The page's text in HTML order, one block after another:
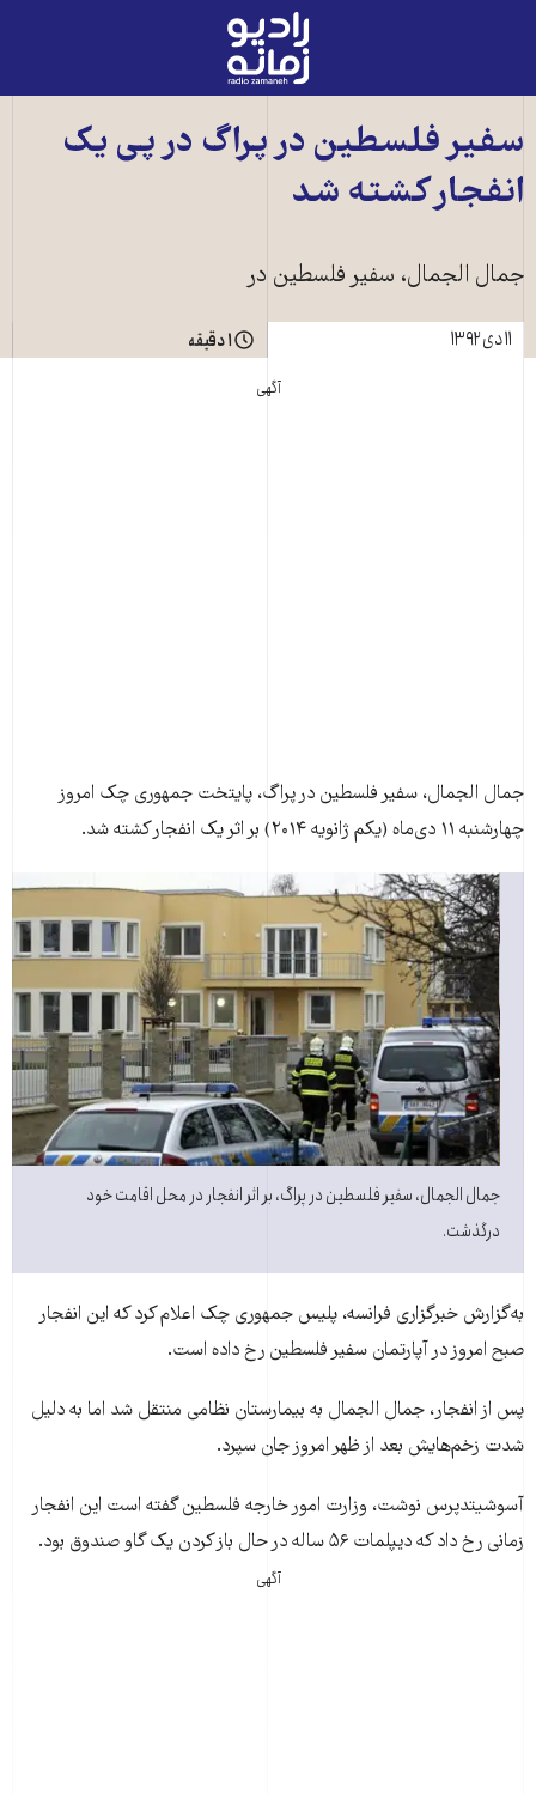
رادیو
زمانه
صفحه
اصلی
سفير فلسطين در پراگ در پی يک
انفجار کشته شد
جمال الجمال، سفير فلسطين در
۱۱ دی ۱۳۹۲
۱ دقیقه
آگهی
جمال الجمال، سفير فلسطين در پراگ، پايتخت جمهوری چک امروز
چهارشنبه ۱۱ دی‌ماه (يکم ژانويه ۲۰۱۴) بر اثر يک انفجار کشته شد.
جمال الجمال، سفير فلسطين در پراگ، بر اثر انفجار در محل اقامت خود
درگذشت.
به‌گزارش خبرگزاری فرانسه، پليس جمهوری چک اعلام کرد که اين انفجار
صبح امروز در آپارتمان سفير فلسطين رخ داده است.
پس از انفجار، جمال الجمال به بيمارستان نظامی منتقل شد اما به دليل
شدت زخم‌هايش بعد از ظهر امروز جان سپرد.
آسوشيتدپرس نوشت، وزارت امور خارجه فلسطين گفته است اين انفجار
زمانی رخ داد که ديپلمات ۵۶ ساله در حال باز کردن يک گاو صندوق بود.
آگهی